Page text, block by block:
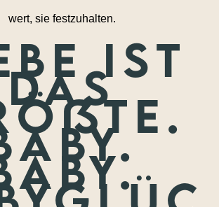
wert, sie festzuhalten.
ist
das